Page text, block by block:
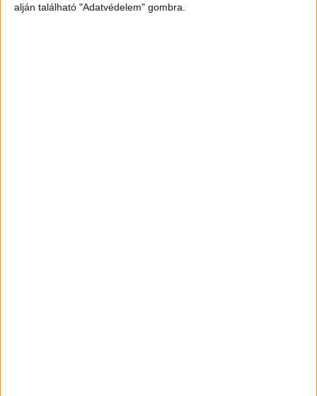
alján található "Adatvédelem" gombra.
évada, az Amerikai Horror Story: 1984 biztosan nagy